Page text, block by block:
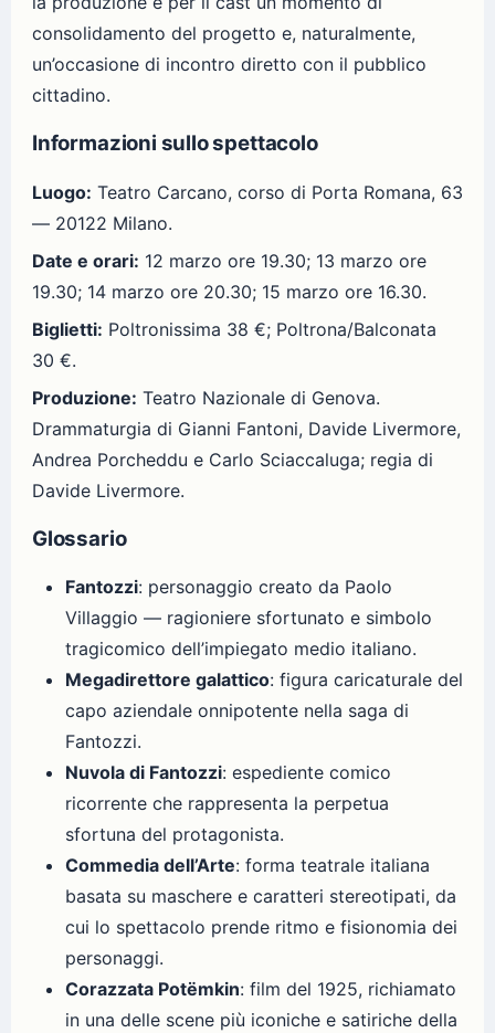
consolidamento del progetto e, naturalmente,
un’occasione di incontro diretto con il pubblico
cittadino.
Informazioni sullo spettacolo
Luogo: Teatro Carcano, corso di Porta Romana, 63
— 20122 Milano.
Date e orari: 12 marzo ore 19.30; 13 marzo ore
19.30; 14 marzo ore 20.30; 15 marzo ore 16.30.
Biglietti: Poltronissima 38 €; Poltrona/Balconata
30 €.
Produzione: Teatro Nazionale di Genova.
Drammaturgia di Gianni Fantoni, Davide Livermore,
Andrea Porcheddu e Carlo Sciaccaluga; regia di
Davide Livermore.
Glossario
Fantozzi: personaggio creato da Paolo
Villaggio — ragioniere sfortunato e simbolo
tragicomico dell’impiegato medio italiano.
Megadirettore galattico: figura caricaturale del
capo aziendale onnipotente nella saga di
Fantozzi.
Nuvola di Fantozzi: espediente comico
ricorrente che rappresenta la perpetua
sfortuna del protagonista.
Commedia dell’Arte: forma teatrale italiana
basata su maschere e caratteri stereotipati, da
cui lo spettacolo prende ritmo e fisionomia dei
personaggi.
Corazzata Potëmkin: film del 1925, richiamato
in una delle scene più iconiche e satiriche della